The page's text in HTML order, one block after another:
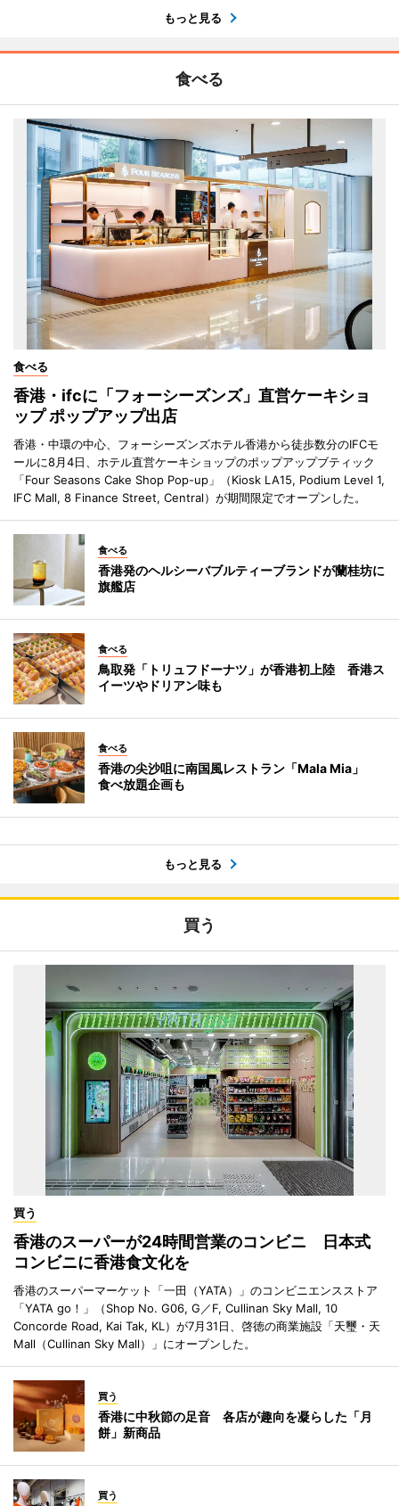
もっと見る
食べる
食べる
香港・ifcに「フォーシーズンズ」直営ケーキショ
ップ ポップアップ出店
香港・中環の中心、フォーシーズンズホテル香港から徒歩数分のIFCモ
ールに8月4日、ホテル直営ケーキショップのポップアップブティック
「Four Seasons Cake Shop Pop-up」（Kiosk LA15, Podium Level 1,
IFC Mall, 8 Finance Street, Central）が期間限定でオープンした。
食べる
香港発のヘルシーバブルティーブランドが蘭桂坊に
旗艦店
食べる
鳥取発「トリュフドーナツ」が香港初上陸 香港ス
イーツやドリアン味も
食べる
香港の尖沙咀に南国風レストラン「Mala Mia」
食べ放題企画も
もっと見る
買う
買う
香港のスーパーが24時間営業のコンビニ 日本式
コンビニに香港食文化を
香港のスーパーマーケット「一田（YATA）」のコンビニエンスストア
「YATA go！」（Shop No. G06, G／F, Cullinan Sky Mall, 10
Concorde Road, Kai Tak, KL）が7月31日、啓徳の商業施設「天璽・天
Mall（Cullinan Sky Mall）」にオープンした。
買う
香港に中秋節の足音 各店が趣向を凝らした「月
餅」新商品
買う